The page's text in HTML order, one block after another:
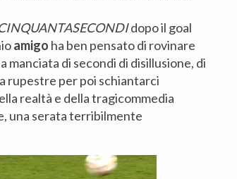
dopo il goal
amigo ha ben pensato di rovinare
di secondi di disillusione, di
rupestre per poi schiantarci
realtà e della tragicommedia
una serata terribilmente